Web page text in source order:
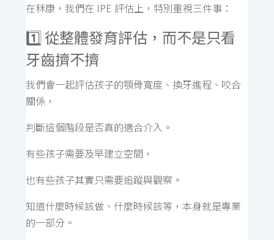
在秝康，我們在 IPE 評估上，特別重視三件事：
1️⃣ 從整體發育評估，而不是只看
牙齒擠不擠
我們會一起評估孩子的顎骨寬度、換牙進程、咬合
關係，
判斷這個階段是否真的適合介入。
有些孩子需要及早建立空間，
也有些孩子其實只需要追蹤與觀察。
知道什麼時候該做、什麼時候該等，本身就是專業
的一部分。